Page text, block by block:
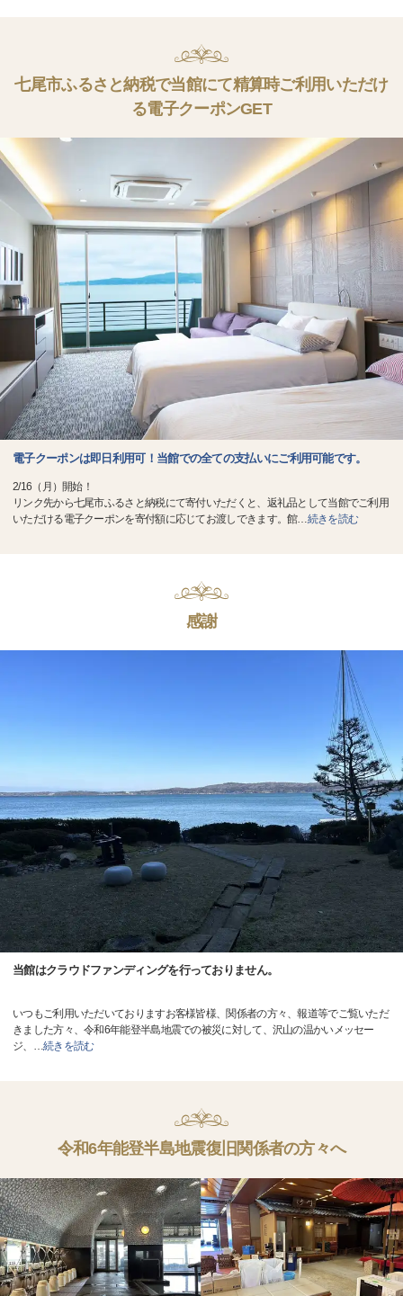
七尾市ふるさと納税で当館にて精算時ご利用いただけ
る電子クーポンGET
電子クーポンは即日利用可！当館での全ての支払いにご利用可能です。
2/16（月）開始！
リンク先から七尾市ふるさと納税にて寄付いただくと、返礼品として当館でご利用
いただける電子クーポンを寄付額に応じてお渡しできます。館…続きを読む
感謝
当館はクラウドファンディングを行っておりません。
いつもご利用いただいておりますお客様皆様、関係者の方々、報道等でご覧いただ
きました方々、令和6年能登半島地震での被災に対して、沢山の温かいメッセー
ジ、 …続きを読む
令和6年能登半島地震復旧関係者の方々へ